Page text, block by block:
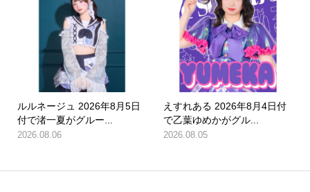
ルルネージュ 2026年8月5日
付で渚一夏がグルー...
2026.08.06
えすれある 2026年8月4日付
で乙葉ゆめかがグル...
2026.08.05